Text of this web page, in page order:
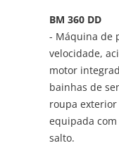
BM 360 DD
- Máquina de
velocidade,
motor
bainhas de
roupa
equipada
salto.